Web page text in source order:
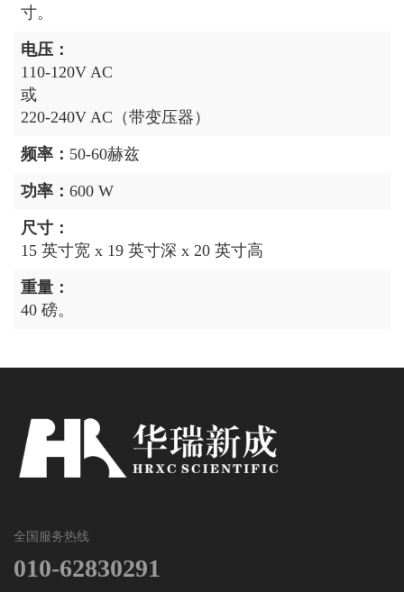
寸。
电压：
110-120V AC
或
220-240V AC（带变压器）
频率： 50-60赫兹
功率： 600 W
尺寸：
15 英寸宽 x 19 英寸深 x 20 英寸高
重量：
40 磅。
全国服务热线
010-62830291